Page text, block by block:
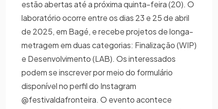
estão abertas até a próxima quinta-feira (20). O
laboratório ocorre entre os dias 23 e 25 de abril
de 2025, em Bagé, e recebe projetos de longa-
metragem em duas categorias: Finalização (WIP)
e Desenvolvimento (LAB). Os interessados
podem se inscrever por meio do formulário
disponível no perfil do Instagram
@festivaldafronteira. O evento acontece